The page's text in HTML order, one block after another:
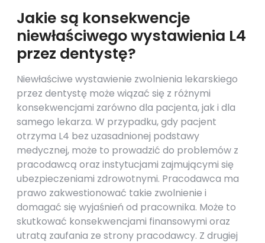
Jakie są konsekwencje
niewłaściwego wystawienia L4
przez dentystę?
Niewłaściwe wystawienie zwolnienia lekarskiego
przez dentystę może wiązać się z różnymi
konsekwencjami zarówno dla pacjenta, jak i dla
samego lekarza. W przypadku, gdy pacjent
otrzyma L4 bez uzasadnionej podstawy
medycznej, może to prowadzić do problemów z
pracodawcą oraz instytucjami zajmującymi się
ubezpieczeniami zdrowotnymi. Pracodawca ma
prawo zakwestionować takie zwolnienie i
domagać się wyjaśnień od pracownika. Może to
skutkować konsekwencjami finansowymi oraz
utratą zaufania ze strony pracodawcy. Z drugiej